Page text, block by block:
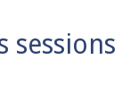
sessions